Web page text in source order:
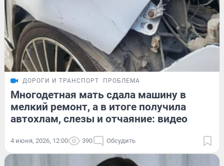
ДОРОГИ И ТРАНСПОРТ ПРОБЛЕМА
Многодетная мать сдала машину в
мелкий ремонт, а в итоге получила
автохлам, слезы и отчаяние: видео
4 июня, 2026, 12:00 390 Обсудить